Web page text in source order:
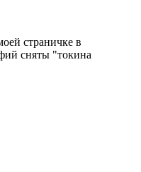
страничке в
сняты "токина